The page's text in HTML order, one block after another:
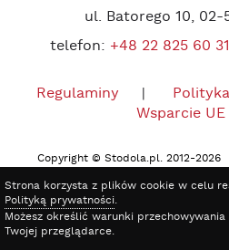
ul. Batorego 10, 02-
telefon: +48 22 825 60 31
Regulaminy
Wsparcie
Copyright © Stodola.pl. 2012-
Strona korzysta z plików cookie w celu
Polityką prywatności.
Możesz określić warunki
Twojej przeglądarce.